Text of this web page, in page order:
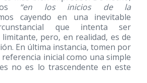
“en los inicios de la
cayendo en una inevitable
que intenta ser
pero, en realidad, es de
En última instancia, tomen por
inicial como una simple
no es lo trascendente en este